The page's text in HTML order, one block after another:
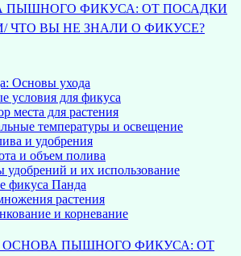
ПЫШНОГО ФИКУСА: ОТ ПОСАДКИ
ЧТО ВЫ НЕ ЗНАЛИ О ФИКУСЕ?
Основы ухода
условия для фикуса
места для растения
температуры и освещение
и удобрения
и объем полива
удобрений и их использование
фикуса Панда
растения
и корневание
ОСНОВА ПЫШНОГО ФИКУСА: ОТ